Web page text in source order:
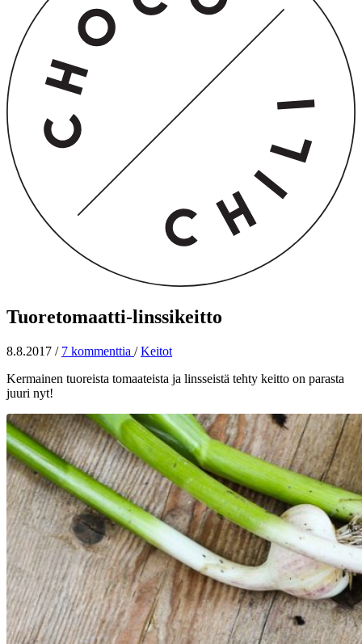
Tuoretomaatti-linssikeitto
8.8.2017 / 7 kommenttia / Keitot
Kermainen tuoreista tomaateista ja linsseistä tehty keitto on parasta
juuri nyt!